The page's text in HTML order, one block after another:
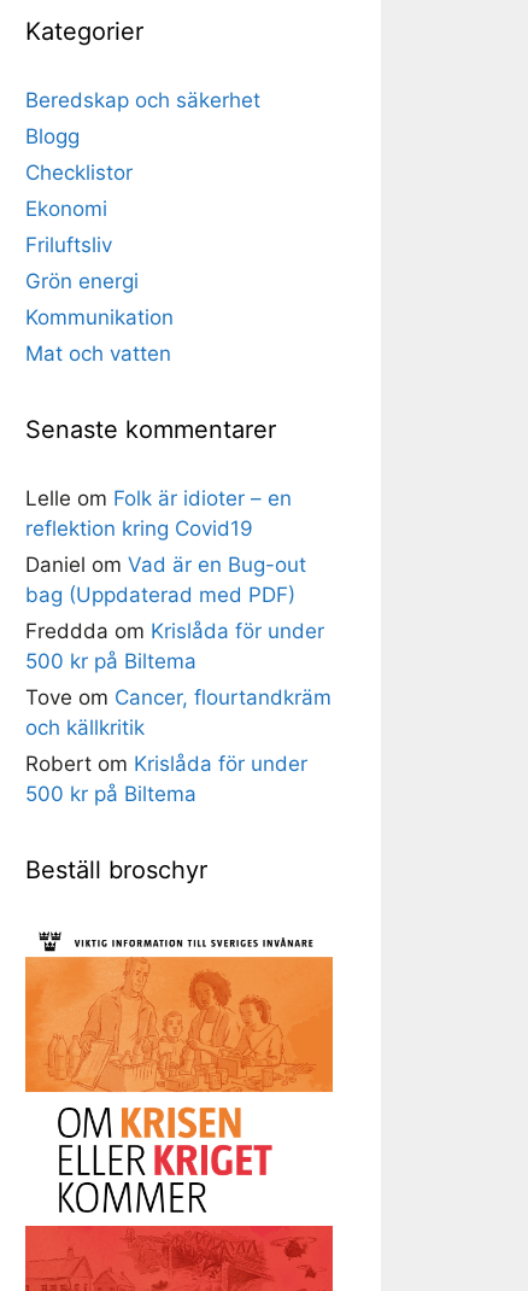
Kategorier
Beredskap och säkerhet
Blogg
Checklistor
Ekonomi
Friluftsliv
Grön energi
Kommunikation
Mat och vatten
Senaste kommentarer
Lelle om Folk är idioter – en
reflektion kring Covid19
Daniel om Vad är en Bug-out
bag (Uppdaterad med PDF)
Freddda om Krislåda för under
500 kr på Biltema
Tove om Cancer, flourtandkräm
och källkritik
Robert om Krislåda för under
500 kr på Biltema
Beställ broschyr